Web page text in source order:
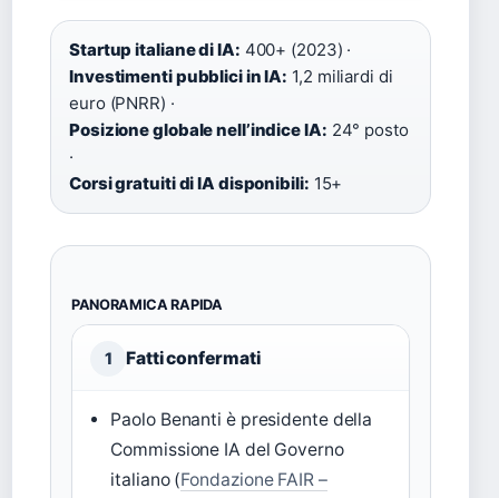
Startup italiane di IA: 400+ (2023) ·
Investimenti pubblici in IA: 1,2 miliardi di
euro (PNRR) ·
Posizione globale nell’indice IA: 24° posto
·
Corsi gratuiti di IA disponibili: 15+
PANORAMICA RAPIDA
1 Fatti confermati
Paolo Benanti è presidente della
Commissione IA del Governo
italiano (Fondazione FAIR –